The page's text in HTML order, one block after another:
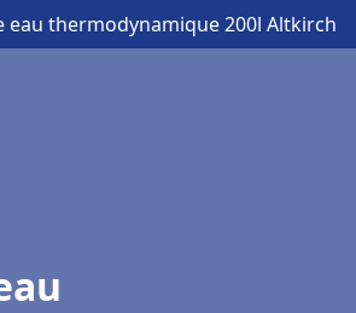
eau thermodynamique 200l Altkirch